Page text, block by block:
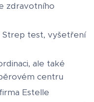
zdravotního
Strep test, vyšetření
ale také
centru
Estelle